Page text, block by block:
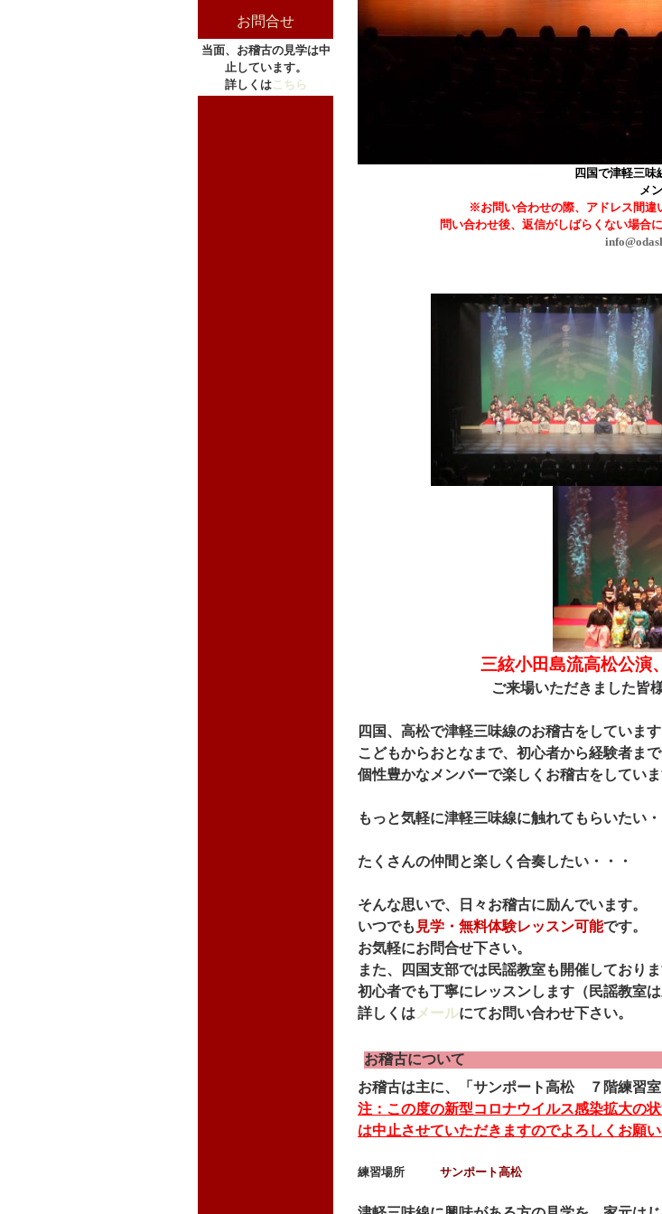
お問合せ
当面、お稽古の見学は中
止しています。
詳しくはこちら
四国で津軽三味
メ
※お問い合わせの際、アドレス間違
問い合わせ後、返信がしばらくない場合
三絃小田島流高松公演
ご来場いただきました皆
四国、高松で津軽三味線のお稽古をしていま
こどもからおとなまで、初心者から経験者まで
個性豊かなメンバーで楽しくお稽古をしていま
もっと気軽に津軽三味線に触れてもらいたい・
たくさんの仲間と楽しく合奏したい・・・
そんな思いで、日々お稽古に励んでいます。
いつでも 見学・無料体験レッスン可能です。
お気軽にお問合せ下さい。
また、四国支部では民謡教室も開催しておりま
初心者でも丁寧にレッスンします（民謡教室
詳しくは メールにてお問い合わせ下さい。
お稽古について
お稽古は主に、「サンポート高松 ７階練習室
注：この度の新型コロナウイルス感染拡大の
は中止させていただきますのでよろしくお願い
練習場所 サンポート高松